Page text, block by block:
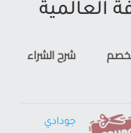
العالمية
شرح الشراء
شرح الشراء
جودادي